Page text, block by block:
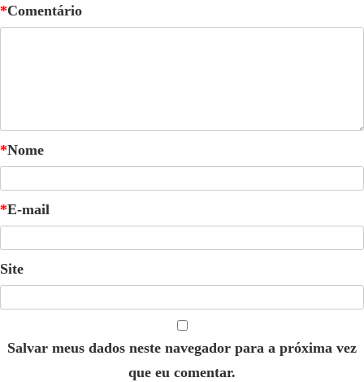
Comentário
*
Nome
*
E-mail
*
Site
Salvar meus dados neste navegador para a próxima vez
que eu comentar.